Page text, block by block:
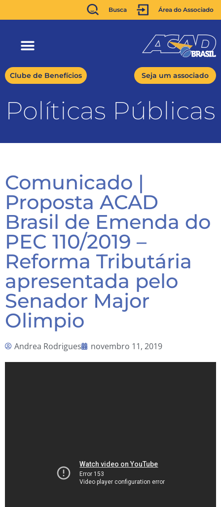
Busca Área do Associado
Clube de Benefícios Seja um associado
Políticas Públicas​
Comunicado |
Proposta ACAD
Brasil de Emenda do
PEC 110/2019 –
Reforma Tributária
apresentada pelo
Senador Major
Olimpio
Andrea Rodrigues novembro 11, 2019